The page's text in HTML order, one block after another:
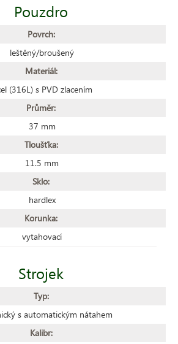
Pouzdro
Povrch:
leštěný/broušený
Materiál:
(316L) s PVD zlacením
Průměr:
37 mm
Tloušťka:
11.5 mm
Sklo:
hardlex
Korunka:
vytahovací
Strojek
Typ:
s automatickým nátahem
Kalibr: